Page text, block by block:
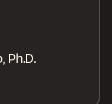
Ph.D.